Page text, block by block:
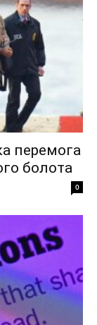
перемога
болота
0